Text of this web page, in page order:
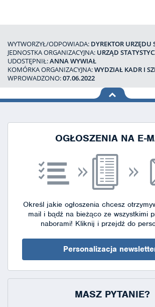
WYTWORZYŁ/ODPOWIADA: DYREKTOR URZĘDU
JEDNOSTKA ORGANIZACYJNA: URZĄD
UDOSTĘPNIŁ:ANNA WYWIAŁ
KOMÓRKA ORGANIZACYJNA:WYDZIAŁ KADR I
WPROWADZONO:07.06.2022
na górę
OGŁOSZENIA NA E-
Określ jakie ogłoszenia chcesz
mail i bądź na bieżąco ze wszystkimi
naborami! Kliknij i przejdź do
Personalizacja
MASZ PYTANIE?